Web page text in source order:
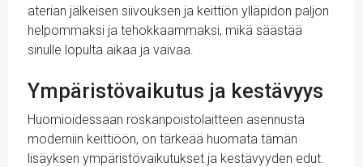
aterian jälkeisen siivouksen ja keittiön ylläpidon paljon
helpommaksi ja tehokkaammaksi, mikä säästää
sinulle lopulta aikaa ja vaivaa.
Ympäristövaikutus ja kestävyys
Huomioidessaan roskanpoistolaitteen asennusta
moderniin keittiöön, on tärkeää huomata tämän
lisäyksen ympäristövaikutukset ja kestävyyden edut.